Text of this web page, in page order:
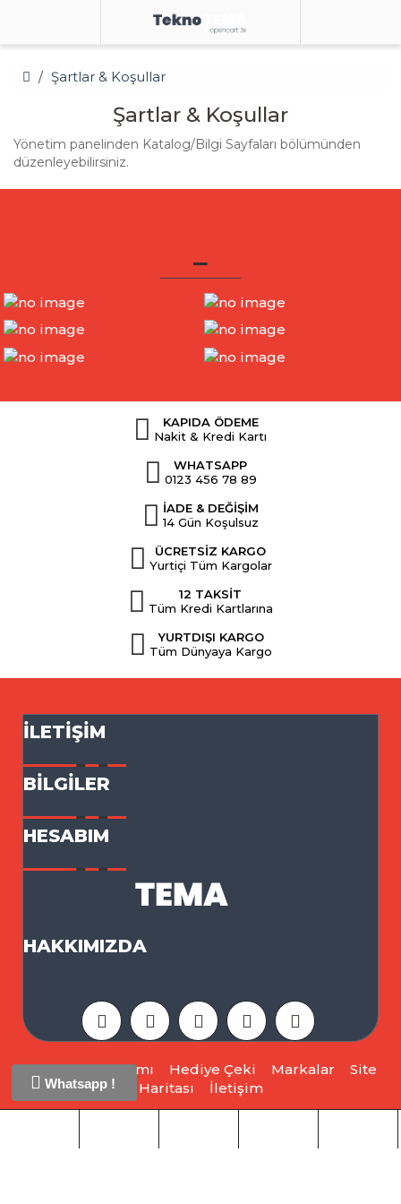
Şartlar & Koşullar
Şartlar & Koşullar
Yönetim panelinden Katalog/Bilgi Sayfaları bölümünden
düzenleyebilirsiniz.
Whatsapp !
KAPIDA ÖDEME
Nakit & Kredi Kartı
WHATSAPP
0123 456 78 89
İADE & DEĞİŞİM
14 Gün Koşulsuz
ÜCRETSİZ KARGO
Yurtiçi Tüm Kargolar
12 TAKSİT
Tüm Kredi Kartlarına
YURTDIŞI KARGO
Tüm Dünyaya Kargo
İLETIŞIM
BILGILER
HESABIM
HAKKIMIZDA
Ortaklık Programı Hediye Çeki Markalar
Site
Haritası
İletişim
Opencart 3x Tekno Tema © 2026 - Tüm Hakları